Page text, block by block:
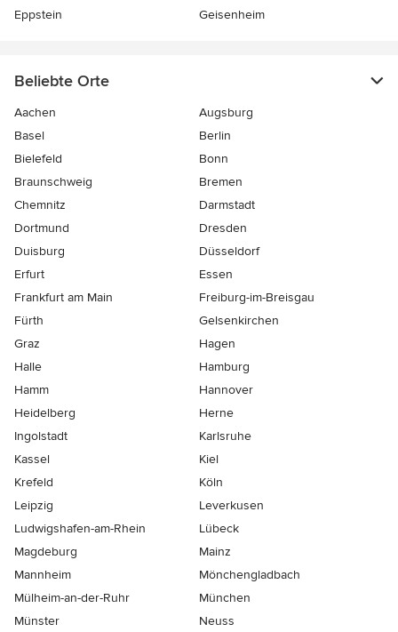
Eppstein
Geisenheim
Beliebte Orte
Aachen
Augsburg
Basel
Berlin
Bielefeld
Bonn
Braunschweig
Bremen
Chemnitz
Darmstadt
Dortmund
Dresden
Duisburg
Düsseldorf
Erfurt
Essen
Frankfurt am Main
Freiburg-im-Breisgau
Fürth
Gelsenkirchen
Graz
Hagen
Halle
Hamburg
Hamm
Hannover
Heidelberg
Herne
Ingolstadt
Karlsruhe
Kassel
Kiel
Krefeld
Köln
Leipzig
Leverkusen
Ludwigshafen-am-Rhein
Lübeck
Magdeburg
Mainz
Mannheim
Mönchen­gladbach
Mülheim-an-der-Ruhr
München
Münster
Neuss